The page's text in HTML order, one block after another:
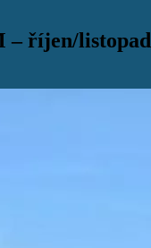
– říjen/listopad